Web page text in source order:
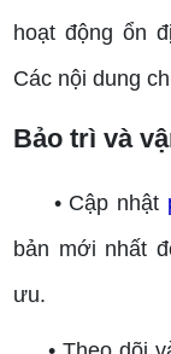
hoạt động ổn
Các nội dung
Bảo trì và
• Cập nhật
bản mới nhất
ưu.